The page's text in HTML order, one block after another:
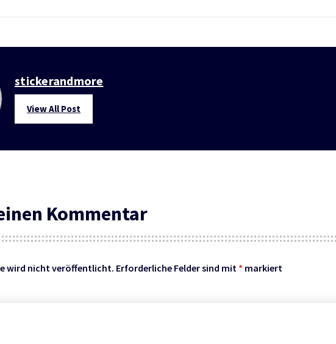
stickerandmore
View All Post
Kommentar
wird nicht veröffentlicht. Erforderliche Felder sind mit * markiert